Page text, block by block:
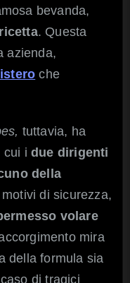
bevanda,
. Questa
azienda,
che
tuttavia, ha
cui i due dirigenti
della
di sicurezza,
volare
mira
della formula sia
di tragici